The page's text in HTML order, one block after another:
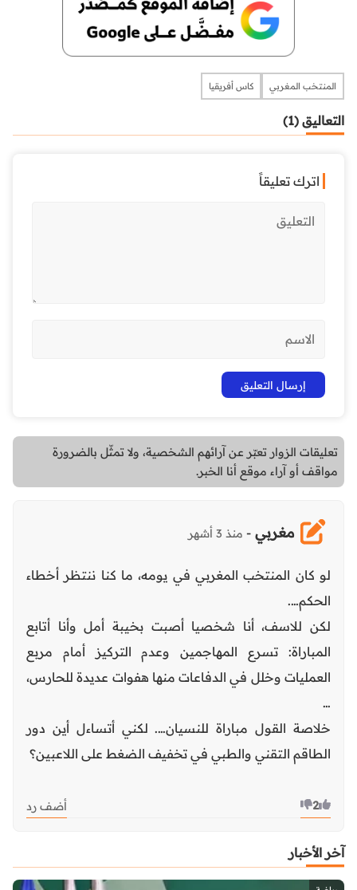
المنتخب المغربي كاس أفريقيا
التعاليق (1)
اترك تعليقاً
تعليقات الزوار تعبّر عن آرائهم الشخصية، ولا تمثّل بالضرورة
مواقف أو آراء موقع أنا الخبر.
مغربي - منذ 3 أشهر
لو كان المنتخب المغربي في يومه، ما كنا ننتظر أخطاء
الحكم….
لكن للاسف، أنا شخصيا أصبت بخيبة أمل وأنا أتابع
المباراة: تسرع المهاجمين وعدم التركيز أمام مربع
العمليات وخلل في الدفاعات منها هفوات عديدة للحارس،
…
خلاصة القول مباراة للنسيان…. لكني أتساءل أين دور
الطاقم التقني والطبي في تخفيف الضغط على اللاعبين؟
2 أضف رد
آخر الأخبار